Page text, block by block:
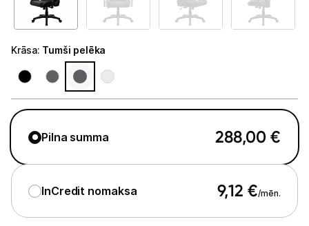
Peles
Klaviatūras
Web kameras
Krāsa: Tumši pelēka
Pilna summa 288,00 €
InCredit nomaksa 9,12 €/mēn.